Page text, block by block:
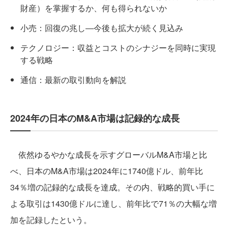
財産）を掌握するか、何も得られないか
小売：回復の兆し―今後も拡大が続く見込み
テクノロジー：収益とコストのシナジーを同時に実現
する戦略
通信：最新の取引動向を解説
2024年の日本のM&A市場は記録的な成長
依然ゆるやかな成長を示すグローバルM&A市場と比
べ、日本のM&A市場は2024年に1740億ドル、前年比
34％増の記録的な成長を達成。その内、戦略的買い手に
よる取引は1430億ドルに達し、前年比で71％の大幅な増
加を記録したという。